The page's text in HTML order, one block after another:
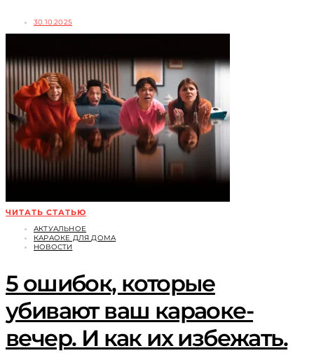
30.10.2025
ЧИТАТЬ СТАТЬЮ
АКТУАЛЬНОЕ
КАРАОКЕ ДЛЯ ДОМА
НОВОСТИ
5 ошибок, которые
убивают ваш караоке-
вечер. И как их избежать.